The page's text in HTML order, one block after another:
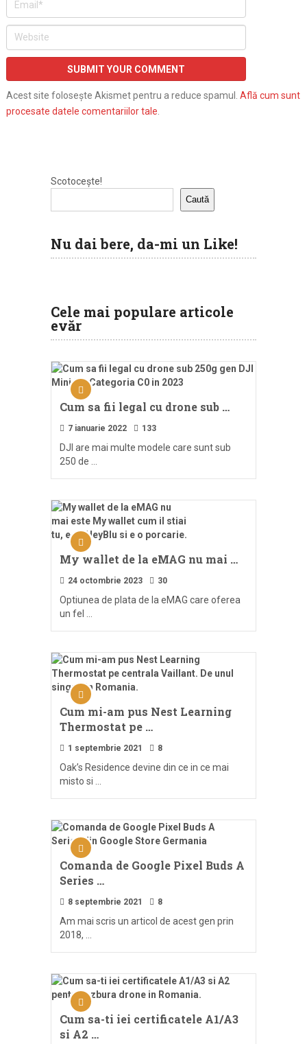
Acest site folosește Akismet pentru a reduce spamul. Află cum sunt
procesate datele comentariilor tale
Scotocește!
Caută
Nu dai bere, da-mi un Like!
Cele mai populare articole
evăr
Cum sa fii legal cu drone sub …
7 ianuarie 2022 133
DJI are mai multe modele care sunt sub
250 de …
My wallet de la eMAG nu mai …
24 octombrie 2023 30
Optiunea de plata de la eMAG care oferea
un fel …
Cum mi-am pus Nest Learning
Thermostat pe …
1 septembrie 2021 8
Oak’s Residence devine din ce in ce mai
misto si …
Comanda de Google Pixel Buds A
Series …
8 septembrie 2021 8
Am mai scris un articol de acest gen prin
2018, …
Cum sa-ti iei certificatele A1/A3
si A2 …